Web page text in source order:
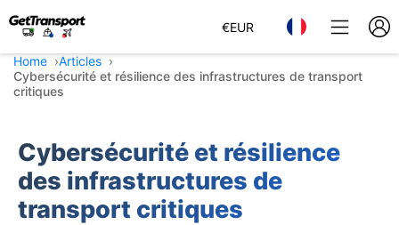
€EUR
Home
Articles
Cybersécurité et résilience des infrastructures de transport
critiques
Cybersécurité et résilience
des infrastructures de
transport critiques